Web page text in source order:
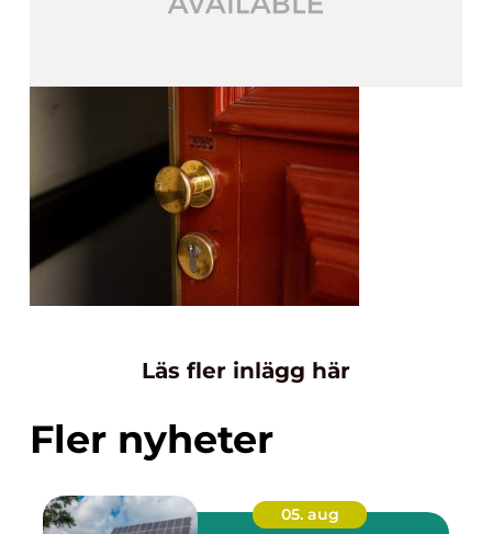
Läs fler inlägg här
Fler nyheter
05. aug